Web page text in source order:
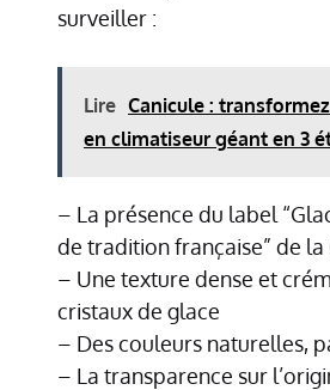
surveiller :
Lire Canicule :
en climatiseur géant en 3
– La présence du label
de tradition française” de la
– Une texture dense et
cristaux de glace
– Des couleurs naturelles,
– La transparence sur